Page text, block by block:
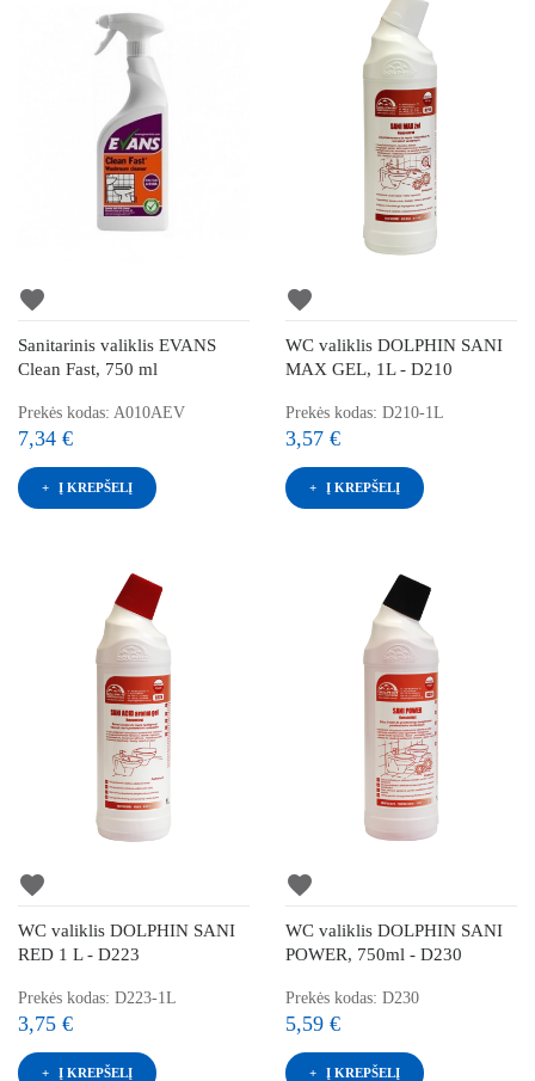
favorite
Sanitarinis valiklis EVANS
Clean Fast, 750 ml
Prekės kodas: A010AEV
7,34 €
Į KREPŠELĮ
favorite
WC valiklis DOLPHIN SANI
MAX GEL, 1L - D210
Prekės kodas: D210-1L
3,57 €
Į KREPŠELĮ
favorite
WC valiklis DOLPHIN SANI
RED 1 L - D223
Prekės kodas: D223-1L
3,75 €
Į KREPŠELĮ
favorite
WC valiklis DOLPHIN SANI
POWER, 750ml - D230
Prekės kodas: D230
5,59 €
Į KREPŠELĮ